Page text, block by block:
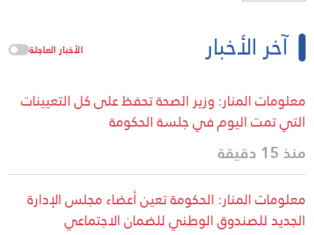
آخر الأخبار الأخبار العاجلة
معلومات المنار: وزير الصحة تحفظ على كل التعيينات
التي تمت اليوم في جلسة الحكومة
منذ 15 دقيقة
معلومات المنار: الحكومة تعين أعضاء مجلس الإدارة
الجديد للصندوق الوطني للضمان الاجتماعي